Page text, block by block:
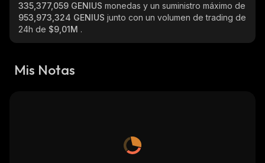
335,377,059 GENIUS monedas y un suministro máximo de
953,973,324 GENIUS junto con un volumen de trading de
24h de $9,01M .
Mis Notas